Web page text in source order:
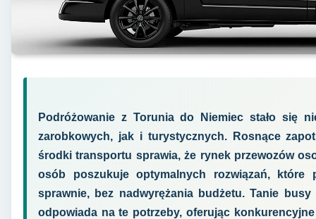
Podróżowanie z Torunia do Niemiec stało się
zarobkowych, jak i turystycznych. Rosnące
środki transportu sprawia, że rynek przewozów
osób poszukuje optymalnych rozwiązań,
sprawnie, bez nadwyrężania budżetu. Tanie
odpowiada na te potrzeby, oferując